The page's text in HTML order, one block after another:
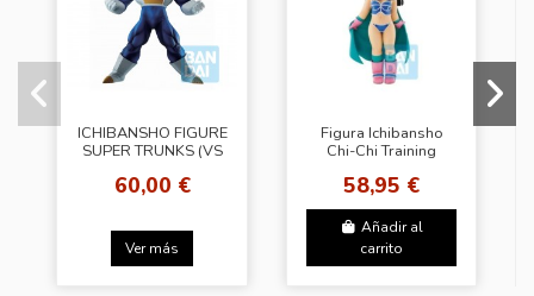
ICHIBANSHO FIGURE
SUPER TRUNKS (VS
60,00 €
Ver más
Figura Ichibansho
Chi-Chi Training
58,95 €
Añadir al
carrito